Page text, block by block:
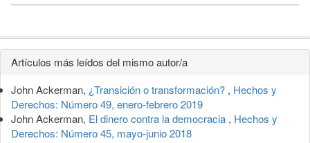
Detalles
del
artículo
Artículos más leídos del mismo autor/a
John Ackerman, ¿Transición o transformación? , Hechos y
Derechos: Número 49, enero-febrero 2019
John Ackerman, El dinero contra la democracia , Hechos y
Derechos: Número 45, mayo-junio 2018